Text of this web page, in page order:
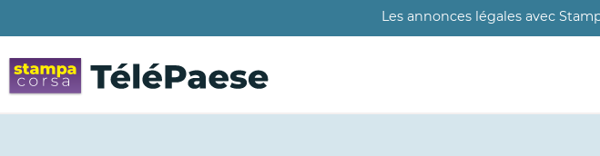
au
contenu
principal
Les annonces légales avec